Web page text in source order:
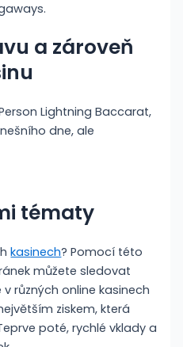
a zároveň
Lightning Baccarat,
dne, ale
tématy
kasinech? Pomocí této
můžete sledovat
různých online kasinech
ziskem, která
poté, rychlé vklady a